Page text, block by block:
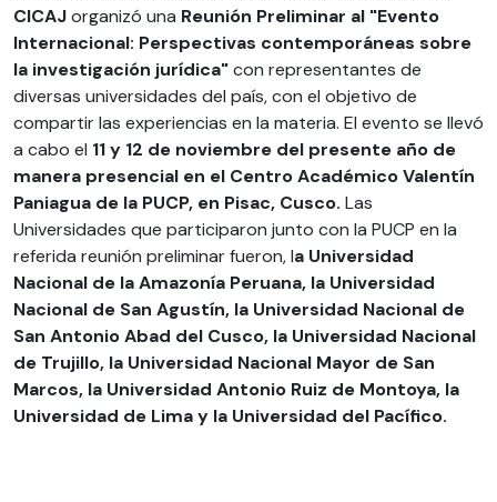
CICAJorganizó una Reunión Preliminar al "Evento
Internacional: Perspectivas contemporáneas sobre
la investigación jurídica"con representantes de
diversas universidades del país, con el objetivo de
compartir las experiencias en la materia. El evento se llevó
a cabo el 11 y 12 de noviembre del presente año de
manera presencial en el Centro Académico Valentín
Paniagua de la PUCP, en Pisac, Cusco. Las
Universidades que participaron junto con la PUCP en la
referida reunión preliminar fueron, la Universidad
Nacional de la Amazonía Peruana, la Universidad
Nacional de San Agustín, la Universidad Nacional de
San Antonio Abad del Cusco, la Universidad Nacional
de Trujillo, la Universidad Nacional Mayor de San
Marcos, la Universidad Antonio Ruiz de Montoya, la
Universidad de Lima y la Universidad del Pacífico.